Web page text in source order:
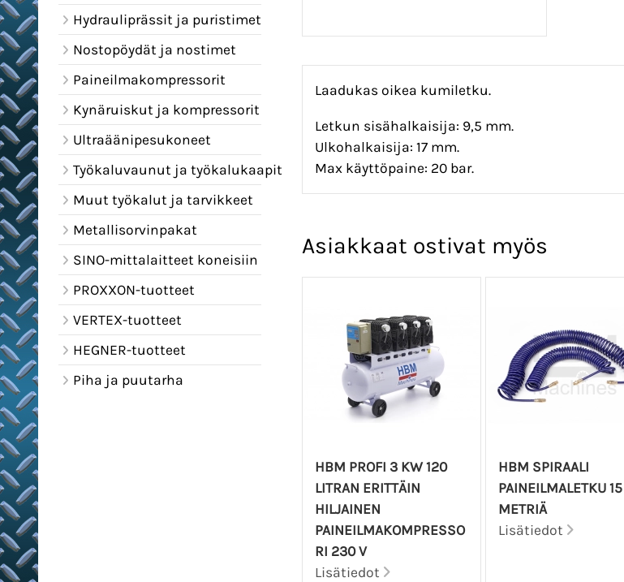
Hydrauliprässit ja puristimet
Nostopöydät ja nostimet
Paineilmakompressorit
Kynäruiskut ja kompressorit
Ultraäänipesukoneet
Työkaluvaunut ja työkalukaapit
Muut työkalut ja tarvikkeet
Metallisorvinpakat
SINO-mittalaitteet koneisiin
PROXXON-tuotteet
VERTEX-tuotteet
HEGNER-tuotteet
Piha ja puutarha
Laadukas oikea kumiletku.
Letkun sisähalkaisija: 9,5 mm.
Ulkohalkaisija: 17 mm.
Max käyttöpaine: 20 bar.
Asiakkaat ostivat myös
HBM PROFI 3 KW 120
LITRAN ERITTÄIN
HILJAINEN
PAINEILMAKOMPRESSO
RI 230 V
Lisätiedot
HBM SPIRAALI
PAINEILMALETKU 15
METRIÄ
Lisätiedot